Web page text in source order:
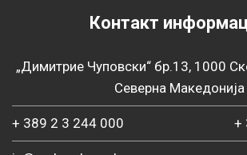
Контакт
„Димитрие Чуповски“ бр.13, 1000
Северна Македонија
+ 389 2 3 244 000 +